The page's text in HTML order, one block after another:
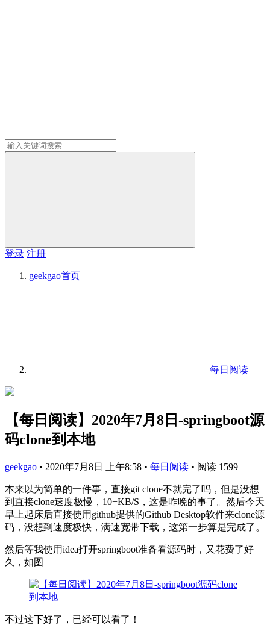
登录 注册
geekgao首页
每日阅读
【每日阅读】2020年7月8日-springboot源
码clone到本地
geekgao • 2020年7月8日 上午8:58 • 每日阅读 • 阅读 1599
本来以为简单的一件事，直接git clone不就完了吗，但是没想
到直接clone速度极慢，10+KB/S，这是昨晚的事了。然后今天
早上起床后直接使用github提供的Github Desktop软件来clone源
码，没想到速度极快，满速宽带下载，这第一步算是完成了。
然后等我使用idea打开springboot准备看源码时，又花费了好
久，如图
不过这下好了，已经可以看了！